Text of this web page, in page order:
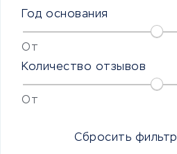
Год основания
От
Количество отзывов
От
Сбросить фильтр